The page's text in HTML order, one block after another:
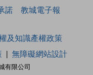
諾 教城電子報
有限公司
及知識產權政策
無障礙網站設計